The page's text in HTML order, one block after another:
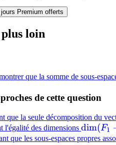
Premium offerts
loin
que la somme de sous-
de cette question
que la seule décomposition du
l'égalité des dimensions
+ \dots
dim(F1
que les sous-espaces propres